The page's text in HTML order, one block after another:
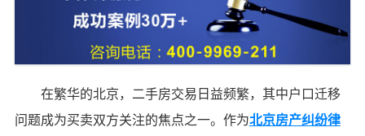
在繁华的北京，二手房交易日益频繁，其中户口迁移
问题成为买卖双方关注的焦点之一。作为北京房产纠纷律